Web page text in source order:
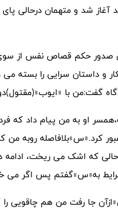
شد و متهمان درحالی
صدور حکم قصاص نفس از سوی
و داستان سرایی را بسته می
گفت:من با
کرد.«س»بلافاصله روبه من
که اشک می ریخت، ادامه
به«س»گفتم پس اگر می
جا رفت من هم چاقویی را